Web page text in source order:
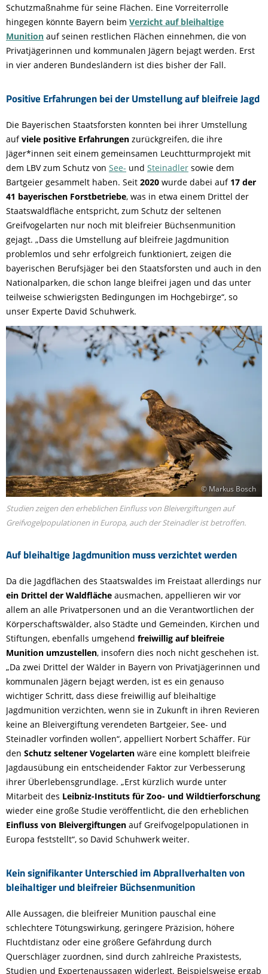
Schutzmaßnahme für seine Flächen. Eine Vorreiterrolle
hingegen könnte Bayern beim Verzicht auf bleihaltige
Munition auf seinen restlichen Flächen einnehmen, die von
Privatjägerinnen und kommunalen Jägern bejagt werden. Erst
in vier anderen Bundesländern ist dies bisher der Fall.
Positive Erfahrungen bei der Umstellung auf bleifreie Jagd
Die Bayerischen Staatsforsten konnten bei ihrer Umstellung
aufviele positive Erfahrungen zurückgreifen, die ihre
Jäger*innen seit einem gemeinsamen Leuchtturmprojekt mit
dem LBV zum Schutz von See- und Steinadler sowie dem
Bartgeier gesammelt haben. Seit 2020 wurde dabei auf 17 der
41 bayerischen Forstbetriebe, was in etwa einem Drittel der
Staatswaldfläche entspricht, zum Schutz der seltenen
Greifvogelarten nur noch mit bleifreier Büchsenmunition
gejagt. „Dass die Umstellung auf bleifreie Jagdmunition
problemlos und sehr erfolgreich funktioniert, zeigen die
bayerischen Berufsjäger bei den Staatsforsten und auch in den
Nationalparken, die schon lange bleifrei jagen und das unter
teilweise schwierigsten Bedingungen im Hochgebirge“, so
unser Experte David Schuhwerk.
Auf bleihaltige Jagdmunition muss verzichtet werden
© Markus Bosch
Studien zeigen den erheblichen Einfluss von Bleivergiftungen auf
Greifvogelpopulationen in Europa, auch der Steinadler ist betroffen.
Da die Jagdflächen des Staatswaldes im Freistaat allerdings nur
ein Drittel der Waldfläche ausmachen, appellieren wir vor
allem an alle Privatpersonen und an die Verantwortlichen der
Körperschaftswälder, also Städte und Gemeinden, Kirchen und
Stiftungen, ebenfalls umgehend freiwillig auf bleifreie
Munition umzustellen, insofern dies noch nicht geschehen ist.
„Da zwei Drittel der Wälder in Bayern von Privatjägerinnen und
kommunalen Jägern bejagt werden, ist es ein genauso
wichtiger Schritt, dass diese freiwillig auf bleihaltige
Jagdmunition verzichten, wenn sie in Zukunft in ihren Revieren
keine an Bleivergiftung verendeten Bartgeier, See- und
Steinadler vorfinden wollen“, appelliert Norbert Schäffer. Für
den Schutz seltener Vogelarten wäre eine komplett bleifreie
Jagdausübung ein entscheidender Faktor zur Verbesserung
ihrer Überlebensgrundlage. „Erst kürzlich wurde unter
Mitarbeit des Leibniz-Instituts für Zoo- und Wildtierforschung
wieder eine große Studie veröffentlicht, die den erheblichen
Einfluss von Bleivergiftungen auf Greifvogelpopulationen in
Europa feststellt“, so David Schuhwerk weiter.
Kein signifikanter Unterschied im Abprallverhalten von
bleihaltiger und bleifreier Büchsenmunition
Alle Aussagen, die bleifreier Munition pauschal eine
schlechtere Tötungswirkung, geringere Präzision, höhere
Fluchtdistanz oder eine größere Gefährdung durch
Querschläger zuordnen, sind durch zahlreiche Praxistests,
Studien und Expertenaussagen widerlegt. Beispielsweise ergab